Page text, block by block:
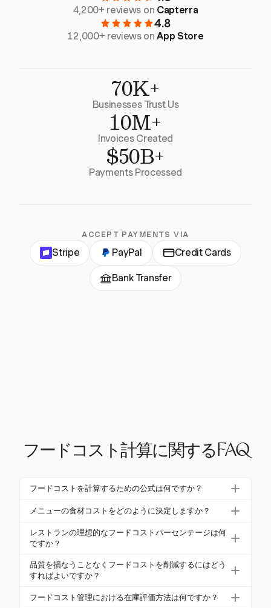
4,200+ reviews on Capterra
4.8
12,000+ reviews onApp Store
70K+
Businesses Trust Us
10M+
Invoices Created
$50B+
Payments Processed
ACCEPT PAYMENTS VIA
Stripe PayPal Credit Cards
Bank Transfer
フードコスト計算に関するFAQ
フードコストを計算するための公式は何ですか？
フードコストを計算するには、次の公式を使用しま
入) – 最終在庫) / 総食料販売) x 100。この公式は、収
益に対する食材の支出の割合を測定し、利益性に
とって重要です。
メニューの食材コストをどのように決定しますか？
レシピに含まれるすべての食材をリストアップし、
サプライヤーの請求書から単価を決定し、ポーショ
シュなどの追加を考慮するために、5-10%のQファク
ターを含めます。
レストランの理想的なフードコストパーセンテージは何
ですか？
理想的なフードコストパーセンテージはレストラン
のタイプによって異なります。座席のあるレストラ
5%を目指します。これは、品質を維持しながら利益
品質を損なうことなくフードコストを削減するにはどう
すればよいですか？
標準化されたレシピ、効果的な在庫管理、賢い購買
フードコスト管理における在庫評価方法は何ですか？